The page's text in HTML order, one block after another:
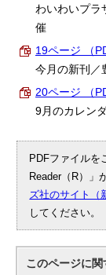
わいわいプラ
催
19ページ （
今月の新刊／
20ページ （
9月のカレン
PDFファイルを
Reader（R）」
ズ社のサイト（
してください。
このページに関